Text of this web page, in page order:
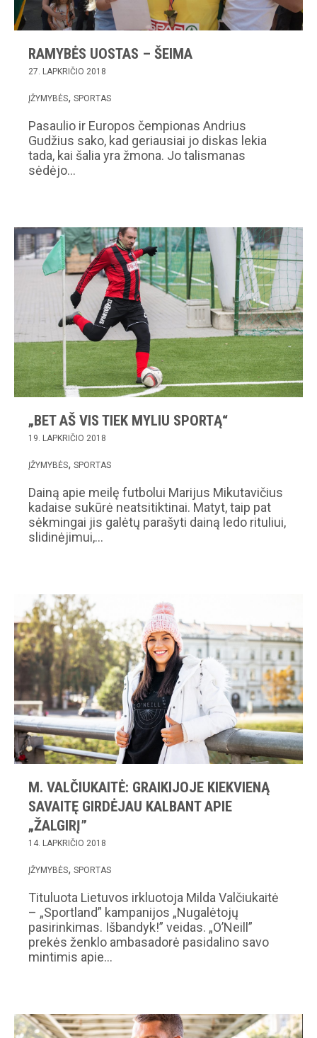
RAMYBĖS UOSTAS – ŠEIMA
27. LAPKRIČIO 2018
ĮŽYMYBĖS SPORTAS
Pasaulio ir Europos čempionas Andrius
Gudžius sako, kad geriausiai jo diskas lekia
tada, kai šalia yra žmona. Jo talismanas
sėdėjo…
„BET AŠ VIS TIEK MYLIU SPORTĄ“
19. LAPKRIČIO 2018
ĮŽYMYBĖS SPORTAS
Dainą apie meilę futbolui Marijus Mikutavičius
kadaise sukūrė neatsitiktinai. Matyt, taip pat
sėkmingai jis galėtų parašyti dainą ledo rituliui,
slidinėjimui,…
M. VALČIUKAITĖ: GRAIKIJOJE KIEKVIENĄ
SAVAITĘ GIRDĖJAU KALBANT APIE
„ŽALGIRĮ”
14. LAPKRIČIO 2018
ĮŽYMYBĖS SPORTAS
Tituluota Lietuvos irkluotoja Milda Valčiukaitė
– „Sportland” kampanijos „Nugalėtojų
pasirinkimas. Išbandyk!” veidas. „O’Neill”
prekės ženklo ambasadorė pasidalino savo
mintimis apie…